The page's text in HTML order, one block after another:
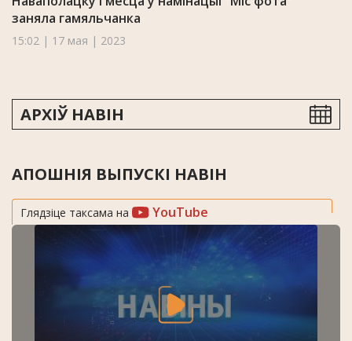
заняла гамяльчанка
15:02 | 17 мая | 2023
АРХІЎ НАВІН
АПОШНІЯ ВЫПУСКІ НАВІН
Глядзіце таксама на YouTube